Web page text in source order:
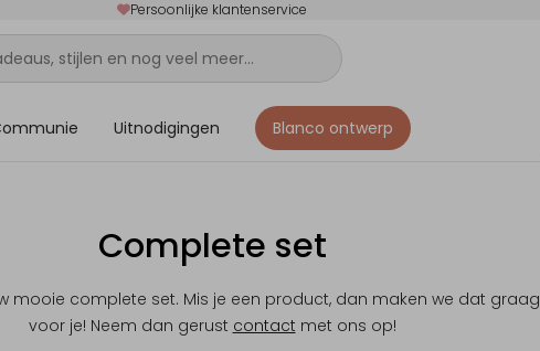
Persoonlijke klantenservice
Uitnodigingen Blanco ontwerp
Complete set
mooie complete set. Mis je een product, dan maken we dat graag
voor je! Neem dan gerust contact met ons op!